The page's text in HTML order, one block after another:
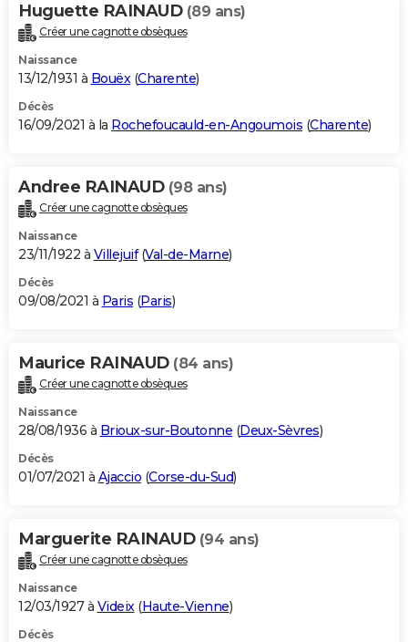
Huguette RAINAUD (89 ans)
Créer une cagnotte obsèques
Naissance
13/12/1931 à Bouëx(Charente)
Décès
16/09/2021 à la Rochefoucauld-en-Angoumois (Charente)
Andree RAINAUD (98 ans)
Créer une cagnotte obsèques
Naissance
23/11/1922 à Villejuif(Val-de-Marne)
Décès
09/08/2021 à Paris (Paris)
Maurice RAINAUD (84 ans)
Créer une cagnotte obsèques
Naissance
28/08/1936 à Brioux-sur-Boutonne (Deux-Sèvres)
Décès
01/07/2021 à Ajaccio (Corse-du-Sud)
Marguerite RAINAUD (94 ans)
Créer une cagnotte obsèques
Naissance
12/03/1927 à Videix(Haute-Vienne)
Décès